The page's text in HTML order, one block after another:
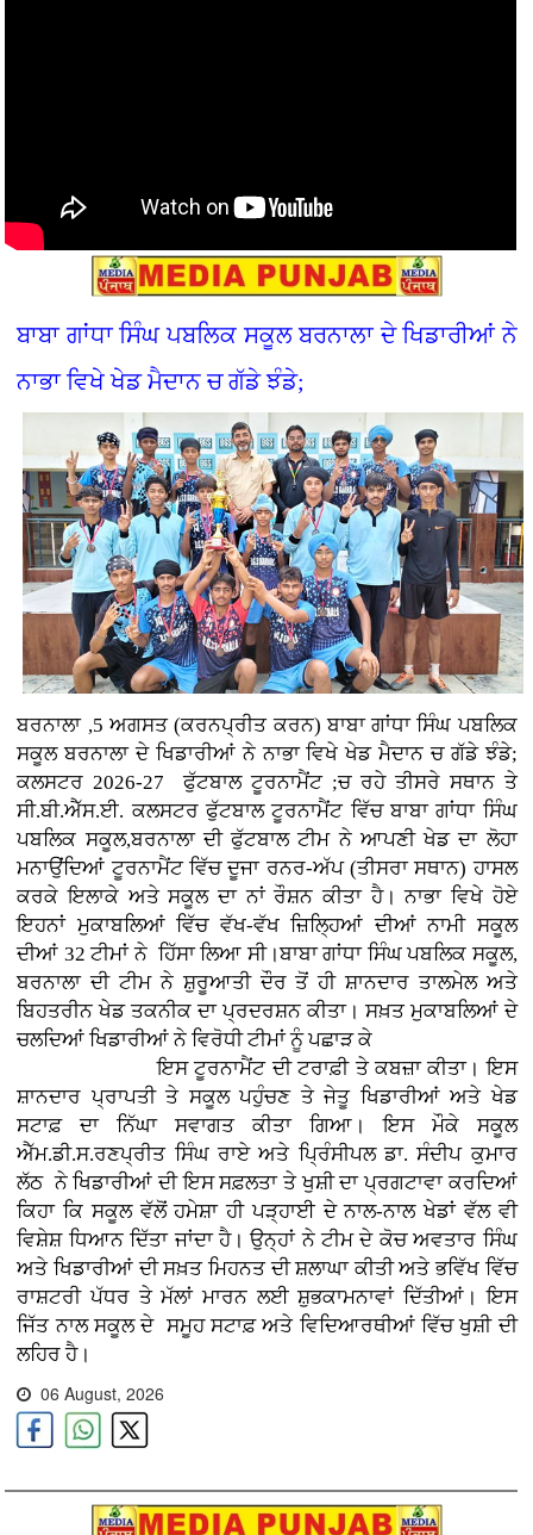
ਬਾਬਾ ਗਾਂਧਾ ਸਿੰਘ ਪਬਲਿਕ ਸਕੂਲ ਬਰਨਾਲਾ ਦੇ ਖਿਡਾਰੀਆਂ ਨੇ
ਨਾਭਾ ਵਿਖੇ ਖੇਡ ਮੈਦਾਨ ਚ ਗੱਡੇ ਝੰਡੇ;
ਬਰਨਾਲਾ ,5 ਅਗਸਤ (ਕਰਨਪ੍ਰੀਤ ਕਰਨ) ਬਾਬਾ ਗਾਂਧਾ ਸਿੰਘ ਪਬਲਿਕ
ਸਕੂਲ ਬਰਨਾਲਾ ਦੇ ਖਿਡਾਰੀਆਂ ਨੇ ਨਾਭਾ ਵਿਖੇ ਖੇਡ ਮੈਦਾਨ ਚ ਗੱਡੇ ਝੰਡੇ;
ਕਲਸਟਰ 2026-27 ਫੁੱਟਬਾਲ ਟੂਰਨਾਮੈਂਟ ;ਚ ਰਹੇ ਤੀਸਰੇ ਸਥਾਨ ਤੇ
ਸੀ.ਬੀ.ਐੱਸ.ਈ. ਕਲਸਟਰ ਫੁੱਟਬਾਲ ਟੂਰਨਾਮੈਂਟ ਵਿੱਚ ਬਾਬਾ ਗਾਂਧਾ ਸਿੰਘ
ਪਬਲਿਕ ਸਕੂਲ,ਬਰਨਾਲਾ ਦੀ ਫੁੱਟਬਾਲ ਟੀਮ ਨੇ ਆਪਣੀ ਖੇਡ ਦਾ ਲੋਹਾ
ਮਨਾਉਂਦਿਆਂ ਟੂਰਨਾਮੈਂਟ ਵਿੱਚ ਦੂਜਾ ਰਨਰ-ਅੱਪ (ਤੀਸਰਾ ਸਥਾਨ) ਹਾਸਲ
ਕਰਕੇ ਇਲਾਕੇ ਅਤੇ ਸਕੂਲ ਦਾ ਨਾਂ ਰੌਸ਼ਨ ਕੀਤਾ ਹੈ। ਨਾਭਾ ਵਿਖੇ ਹੋਏ
ਇਹਨਾਂ ਮੁਕਾਬਲਿਆਂ ਵਿੱਚ ਵੱਖ-ਵੱਖ ਜ਼ਿਲ੍ਹਿਆਂ ਦੀਆਂ ਨਾਮੀ ਸਕੂਲ
ਦੀਆਂ 32 ਟੀਮਾਂ ਨੇ ਹਿੱਸਾ ਲਿਆ ਸੀ।ਬਾਬਾ ਗਾਂਧਾ ਸਿੰਘ ਪਬਲਿਕ ਸਕੂਲ,
ਬਰਨਾਲਾ ਦੀ ਟੀਮ ਨੇ ਸ਼ੁਰੂਆਤੀ ਦੌਰ ਤੋਂ ਹੀ ਸ਼ਾਨਦਾਰ ਤਾਲਮੇਲ ਅਤੇ
ਬਿਹਤਰੀਨ ਖੇਡ ਤਕਨੀਕ ਦਾ ਪ੍ਰਦਰਸ਼ਨ ਕੀਤਾ। ਸਖ਼ਤ ਮੁਕਾਬਲਿਆਂ ਦੇ
ਚਲਦਿਆਂ ਖਿਡਾਰੀਆਂ ਨੇ ਵਿਰੋਧੀ ਟੀਮਾਂ ਨੂੰ ਪਛਾੜ ਕੇ
ਇਸ ਟੂਰਨਾਮੈਂਟ ਦੀ ਟਰਾਫ਼ੀ ਤੇ ਕਬਜ਼ਾ ਕੀਤਾ। ਇਸ
ਸ਼ਾਨਦਾਰ ਪ੍ਰਾਪਤੀ ਤੇ ਸਕੂਲ ਪਹੁੰਚਣ ਤੇ ਜੇਤੂ ਖਿਡਾਰੀਆਂ ਅਤੇ ਖੇਡ
ਸਟਾਫ਼ ਦਾ ਨਿੱਘਾ ਸਵਾਗਤ ਕੀਤਾ ਗਿਆ। ਇਸ ਮੌਕੇ ਸਕੂਲ
ਐੱਮ.ਡੀ.ਸ.ਰਣਪ੍ਰੀਤ ਸਿੰਘ ਰਾਏ ਅਤੇ ਪ੍ਰਿੰਸੀਪਲ ਡਾ. ਸੰਦੀਪ ਕੁਮਾਰ
ਲੱਠ ਨੇ ਖਿਡਾਰੀਆਂ ਦੀ ਇਸ ਸਫ਼ਲਤਾ ਤੇ ਖੁਸ਼ੀ ਦਾ ਪ੍ਰਗਟਾਵਾ ਕਰਦਿਆਂ
ਕਿਹਾ ਕਿ ਸਕੂਲ ਵੱਲੋਂ ਹਮੇਸ਼ਾ ਹੀ ਪੜ੍ਹਾਈ ਦੇ ਨਾਲ-ਨਾਲ ਖੇਡਾਂ ਵੱਲ ਵੀ
ਵਿਸ਼ੇਸ਼ ਧਿਆਨ ਦਿੱਤਾ ਜਾਂਦਾ ਹੈ। ਉਨ੍ਹਾਂ ਨੇ ਟੀਮ ਦੇ ਕੋਚ ਅਵਤਾਰ ਸਿੰਘ
ਅਤੇ ਖਿਡਾਰੀਆਂ ਦੀ ਸਖ਼ਤ ਮਿਹਨਤ ਦੀ ਸ਼ਲਾਘਾ ਕੀਤੀ ਅਤੇ ਭਵਿੱਖ ਵਿੱਚ
ਰਾਸ਼ਟਰੀ ਪੱਧਰ ਤੇ ਮੱਲਾਂ ਮਾਰਨ ਲਈ ਸ਼ੁਭਕਾਮਨਾਵਾਂ ਦਿੱਤੀਆਂ। ਇਸ
ਜਿੱਤ ਨਾਲ ਸਕੂਲ ਦੇ ਸਮੂਹ ਸਟਾਫ਼ ਅਤੇ ਵਿਦਿਆਰਥੀਆਂ ਵਿੱਚ ਖੁਸ਼ੀ ਦੀ
ਲਹਿਰ ਹੈ।
06 August, 2026